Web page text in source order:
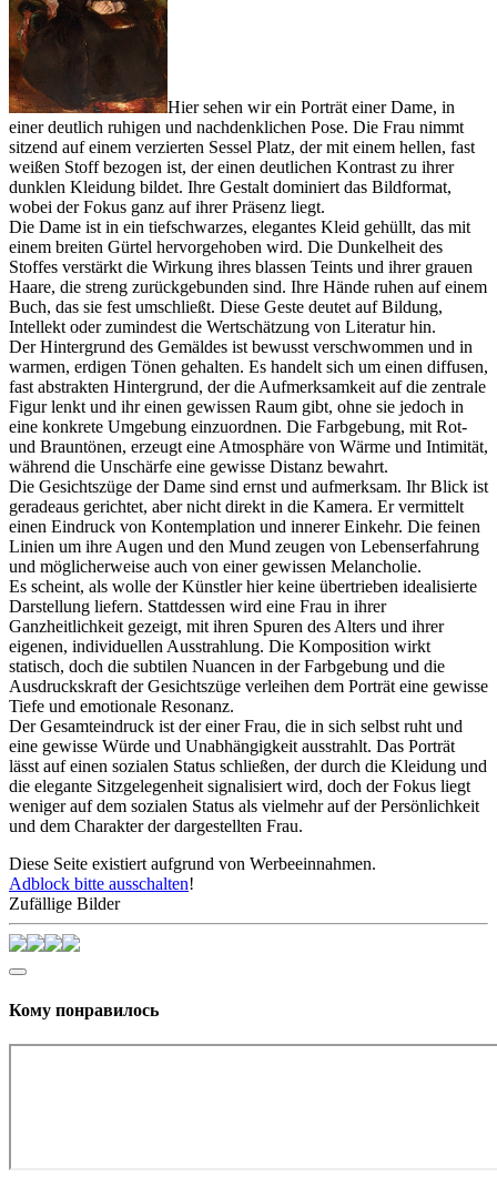
Hier sehen wir ein Porträt einer Dame, in
einer deutlich ruhigen und nachdenklichen Pose. Die Frau nimmt
sitzend auf einem verzierten Sessel Platz, der mit einem hellen, fast
weißen Stoff bezogen ist, der einen deutlichen Kontrast zu ihrer
dunklen Kleidung bildet. Ihre Gestalt dominiert das Bildformat,
wobei der Fokus ganz auf ihrer Präsenz liegt.
Die Dame ist in ein tiefschwarzes, elegantes Kleid gehüllt, das mit
einem breiten Gürtel hervorgehoben wird. Die Dunkelheit des
Stoffes verstärkt die Wirkung ihres blassen Teints und ihrer grauen
Haare, die streng zurückgebunden sind. Ihre Hände ruhen auf einem
Buch, das sie fest umschließt. Diese Geste deutet auf Bildung,
Intellekt oder zumindest die Wertschätzung von Literatur hin.
Der Hintergrund des Gemäldes ist bewusst verschwommen und in
warmen, erdigen Tönen gehalten. Es handelt sich um einen diffusen,
fast abstrakten Hintergrund, der die Aufmerksamkeit auf die zentrale
Figur lenkt und ihr einen gewissen Raum gibt, ohne sie jedoch in
eine konkrete Umgebung einzuordnen. Die Farbgebung, mit Rot-
und Brauntönen, erzeugt eine Atmosphäre von Wärme und Intimität,
während die Unschärfe eine gewisse Distanz bewahrt.
Die Gesichtszüge der Dame sind ernst und aufmerksam. Ihr Blick ist
geradeaus gerichtet, aber nicht direkt in die Kamera. Er vermittelt
einen Eindruck von Kontemplation und innerer Einkehr. Die feinen
Linien um ihre Augen und den Mund zeugen von Lebenserfahrung
und möglicherweise auch von einer gewissen Melancholie.
Es scheint, als wolle der Künstler hier keine übertrieben idealisierte
Darstellung liefern. Stattdessen wird eine Frau in ihrer
Ganzheitlichkeit gezeigt, mit ihren Spuren des Alters und ihrer
eigenen, individuellen Ausstrahlung. Die Komposition wirkt
statisch, doch die subtilen Nuancen in der Farbgebung und die
Ausdruckskraft der Gesichtszüge verleihen dem Porträt eine gewisse
Tiefe und emotionale Resonanz.
Der Gesamteindruck ist der einer Frau, die in sich selbst ruht und
eine gewisse Würde und Unabhängigkeit ausstrahlt. Das Porträt
lässt auf einen sozialen Status schließen, der durch die Kleidung und
die elegante Sitzgelegenheit signalisiert wird, doch der Fokus liegt
weniger auf dem sozialen Status als vielmehr auf der Persönlichkeit
und dem Charakter der dargestellten Frau.
Diese Seite existiert aufgrund von Werbeeinnahmen.
Adblock bitte ausschalten!
Zufällige Bilder
Кому понравилось